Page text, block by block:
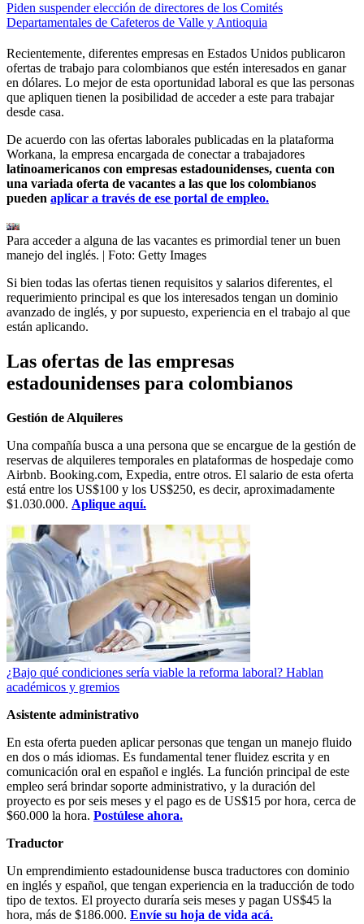
Piden suspender elección de directores de los Comités
Departamentales de Cafeteros de Valle y Antioquia
Recientemente, diferentes empresas en Estados Unidos publicaron
ofertas de trabajo para colombianos que estén interesados en ganar
en dólares. Lo mejor de esta oportunidad laboral es que las personas
que apliquen tienen la posibilidad de acceder a este para trabajar
desde casa.
De acuerdo con las ofertas laborales publicadas en la plataforma
Workana, la empresa encargada de conectar a trabajadores
latinoamericanos con empresas estadounidenses, cuenta con
una variada oferta de vacantes a las que los colombianos
pueden aplicar a través de ese portal de empleo.
Para acceder a alguna de las vacantes es primordial tener un buen
manejo del inglés. | Foto: Getty Images
Si bien todas las ofertas tienen requisitos y salarios diferentes, el
requerimiento principal es que los interesados tengan un dominio
avanzado de inglés, y por supuesto, experiencia en el trabajo al que
están aplicando.
Las ofertas de las empresas
estadounidenses para colombianos
Gestión de Alquileres
Una compañía busca a una persona que se encargue de la gestión de
reservas de alquileres temporales en plataformas de hospedaje como
Airbnb. Booking.com, Expedia, entre otros. El salario de esta oferta
está entre los US$100 y los US$250, es decir, aproximadamente
$1.030.000. Aplique aquí.
¿Bajo qué condiciones sería viable la reforma laboral? Hablan
académicos y gremios
Asistente administrativo
En esta oferta pueden aplicar personas que tengan un manejo fluido
en dos o más idiomas. Es fundamental tener fluidez escrita y en
comunicación oral en español e inglés. La función principal de este
empleo será brindar soporte administrativo, y la duración del
proyecto es por seis meses y el pago es de US$15 por hora, cerca de
$60.000 la hora. Postúlese ahora.
Traductor
Un emprendimiento estadounidense busca traductores con dominio
en inglés y español, que tengan experiencia en la traducción de todo
tipo de textos. El proyecto duraría seis meses y pagan US$45 la
hora, más de $186.000. Envíe su hoja de vida acá.